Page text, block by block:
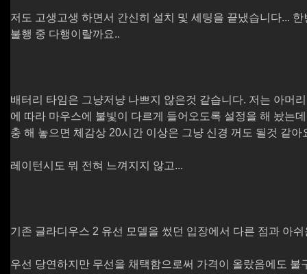
저도 고생고생 하면서 간신히 설치 및 세팅을 끝냈습니다...
불행 중 다행이랄까요..
배터리 타임은 그냥저냥 나쁘지 않은것 같습니다. 저는 아머
에 따라 마우스에 불빛이 다르게 들어오도록 설정을 해 놨는
충 해 놓으면 체감상 20시간 이상은 그냥 신경 꺼도 될것 같아
레이턴시도 뭐 전혀 느껴지지 않고...
기존 글라디우스 2 유선 모델을 썼던 입장에서 다른 점과 아
우선 당연하지만 무선을 채택함으로써 가격이 올랐음에도